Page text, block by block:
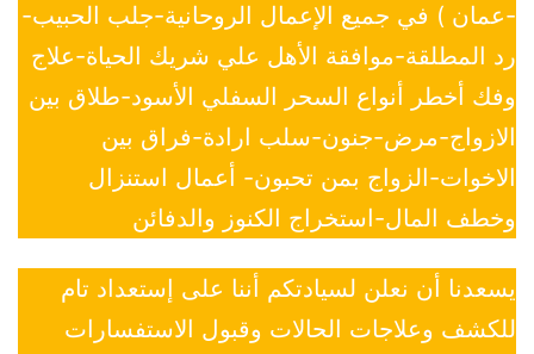
-عمان ) في جميع الإعمال الروحانية-جلب الحبيب-
رد المطلقة-موافقة الأهل علي شريك الحياة-علاج
وفك أخطر أنواع السحر السفلي الأسود-طلاق بين
الازواج-مرض-جنون-سلب ارادة-فراق بين
الاخوات-الزواج بمن تحبون- أعمال استنزال
وخطف المال-استخراج الكنوز والدفائن
يسعدنا أن نعلن لسيادتكم أننا على إستعداد تام
للكشف وعلاجات الحالات وقبول الاستفسارات